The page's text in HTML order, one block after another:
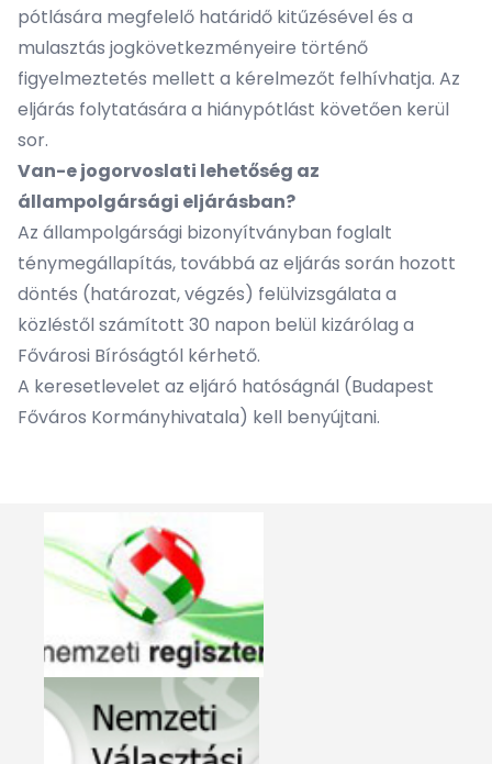
pótlására megfelelő határidő kitűzésével és a
mulasztás jogkövetkezményeire történő
figyelmeztetés mellett a kérelmezőt felhívhatja. Az
eljárás folytatására a hiánypótlást követően kerül
sor.
Van-e jogorvoslati lehetőség az
állampolgársági eljárásban?
Az állampolgársági bizonyítványban foglalt
ténymegállapítás, továbbá az eljárás során hozott
döntés (határozat, végzés) felülvizsgálata a
közléstől számított 30 napon belül kizárólag a
Fővárosi Bíróságtól kérhető.
A keresetlevelet az eljáró hatóságnál (Budapest
Főváros Kormányhivatala) kell benyújtani.